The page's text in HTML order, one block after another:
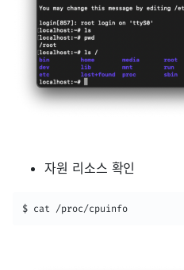
자원 리소스 확인
$ cat /proc/cpuinfo